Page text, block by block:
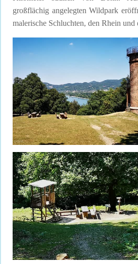
großflächig angelegten Wildpark
malerische Schluchten, den Rhein und